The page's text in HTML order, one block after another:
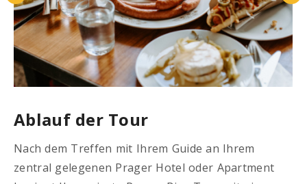
Ablauf der Tour
Nach dem Treffen mit Ihrem Guide an Ihrem
zentral gelegenen Prager Hotel oder Apartment